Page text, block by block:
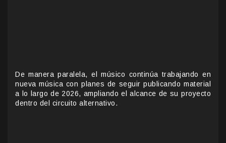
De manera paralela, el músico continúa trabajando en
nueva música con planes de seguir publicando material
a lo largo de 2026, ampliando el alcance de su proyecto
dentro del circuito alternativo.